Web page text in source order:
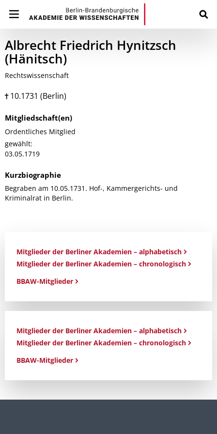
Albrecht Friedrich Hynitzsch
(Hänitsch)
Rechtswissenschaft
10.1731 (Berlin)
Mitgliedschaft(en)
Ordentliches Mitglied
gewählt:
03.05.1719
Kurzbiographie
Begraben am 10.05.1731. Hof-, Kammergerichts- und
Kriminalrat in Berlin.
Mitglieder der Berliner Akademien – alphabetisch
Mitglieder der Berliner Akademien – chronologisch
BBAW-Mitglieder
Mitglieder der Berliner Akademien – alphabetisch
Mitglieder der Berliner Akademien – chronologisch
BBAW-Mitglieder